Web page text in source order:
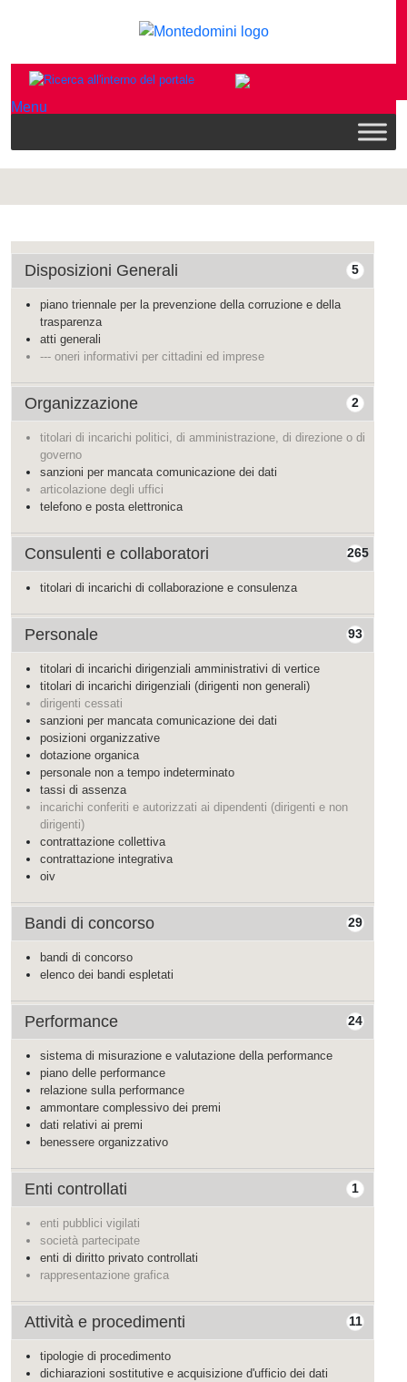
Menu
5
Disposizioni Generali
piano triennale per la prevenzione della corruzione e della
trasparenza
atti generali
--- oneri informativi per cittadini ed imprese
2
Organizzazione
titolari di incarichi politici, di amministrazione, di direzione o di
governo
sanzioni per mancata comunicazione dei dati
articolazione degli uffici
telefono e posta elettronica
265
Consulenti e collaboratori
titolari di incarichi di collaborazione e consulenza
93
Personale
titolari di incarichi dirigenziali amministrativi di vertice
titolari di incarichi dirigenziali (dirigenti non generali)
dirigenti cessati
sanzioni per mancata comunicazione dei dati
posizioni organizzative
dotazione organica
personale non a tempo indeterminato
tassi di assenza
incarichi conferiti e autorizzati ai dipendenti (dirigenti e non
dirigenti)
contrattazione collettiva
contrattazione integrativa
oiv
29
Bandi di concorso
bandi di concorso
elenco dei bandi espletati
24
Performance
sistema di misurazione e valutazione della performance
piano delle performance
relazione sulla performance
ammontare complessivo dei premi
dati relativi ai premi
benessere organizzativo
1
Enti controllati
enti pubblici vigilati
società partecipate
enti di diritto privato controllati
rappresentazione grafica
11
Attività e procedimenti
tipologie di procedimento
dichiarazioni sostitutive e acquisizione d'ufficio dei dati